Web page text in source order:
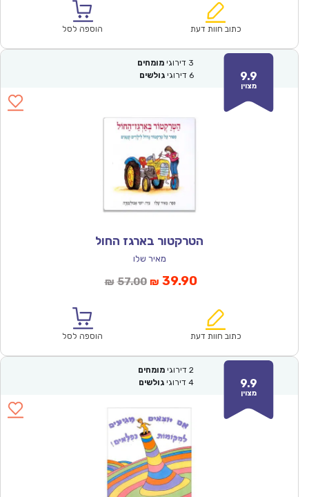
₪57.00.
הוא:
כתוב חוות דעת הוספה לסל
9.9
מצוין
3 דירוגי מומחים
6 דירוגי גולשים
הטרקטור בארגז החול
מאיר שלו
₪ 57.00המחיר
₪57.00.
₪ 39.90המחיר
הוא:
כתוב חוות דעת הוספה לסל
9.9
מצוין
2 דירוגי מומחים
4 דירוגי גולשים